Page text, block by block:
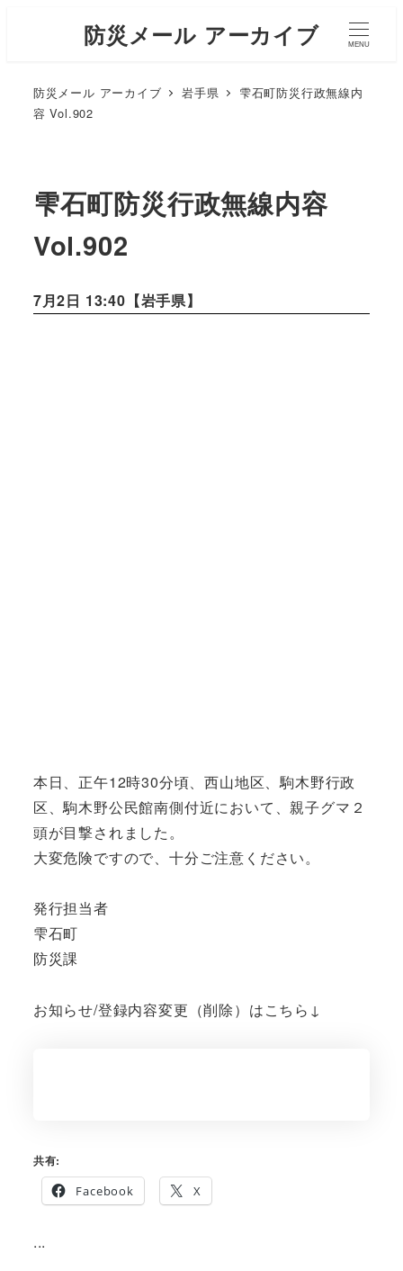
防災メール アーカイブ MENU
防災メール アーカイブ 岩手県
雫石町防災行政無線内
容 Vol.902
雫石町防災行政無線内容
Vol.902
7月2日 13:40【岩手県】
本日、正午12時30分頃、西山地区、駒木野行政
区、駒木野公民館南側付近において、親子グマ２
頭が目撃されました。
大変危険ですので、十分ご注意ください。
発行担当者
雫石町
防災課
お知らせ/登録内容変更（削除）はこちら↓
共有:
Facebook
X
...